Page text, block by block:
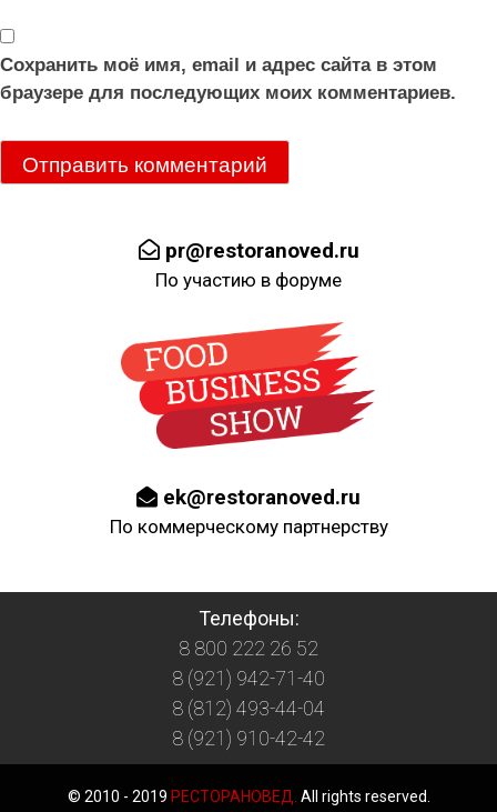
Сохранить моё имя, email и адрес сайта в этом
браузере для последующих моих комментариев.
pr@restoranoved.ru
По участию в форуме
ek@restoranoved.ru
По коммерческому партнерству
Телефоны:
8 800 222 26 52
8 (921) 942-71-40
8 (812) 493-44-04
8 (921) 910-42-42
© 2010 - 2019 РЕСТОРАНОВЕД. All rights reserved.